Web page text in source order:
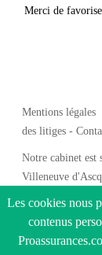
Merci de
Mentions légales
des litiges -
Notre cabinet
Villeneuve
Copyright 2026 tous
Les cookies nous
contenus